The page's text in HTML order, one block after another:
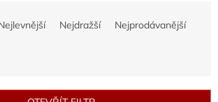
Nejdražší Nejprodávanější